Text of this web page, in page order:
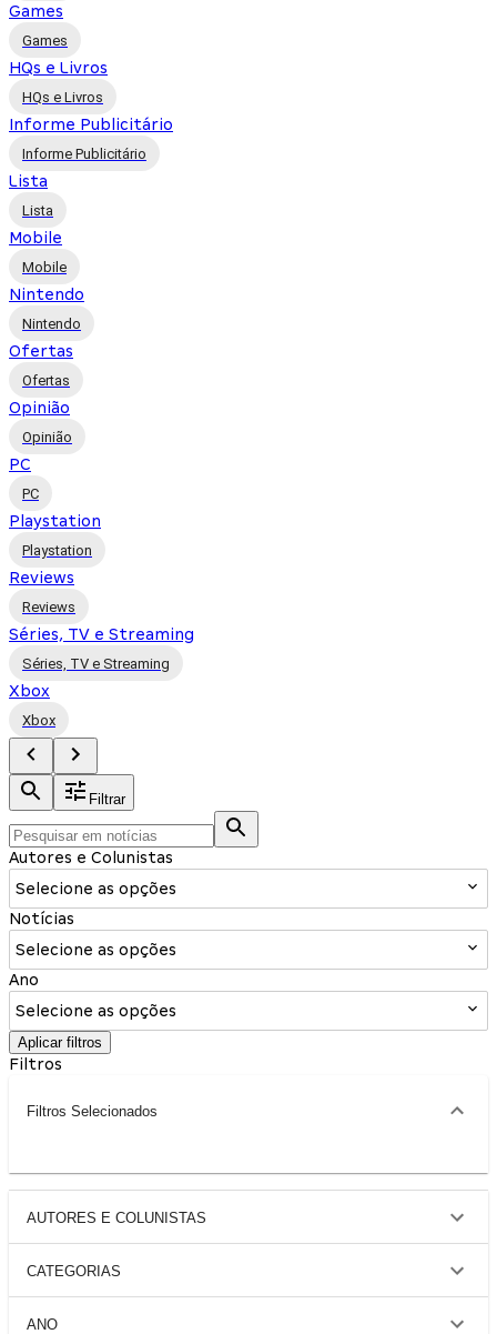
Games
Games
HQs e Livros
HQs e Livros
Informe Publicitário
Informe Publicitário
Lista
Lista
Mobile
Mobile
Nintendo
Nintendo
Ofertas
Ofertas
Opinião
Opinião
PC
PC
Playstation
Playstation
Reviews
Reviews
Séries, TV e Streaming
Séries, TV e Streaming
Xbox
Xbox
Filtrar
Autores e Colunistas
Selecione as opções
Notícias
Selecione as opções
Ano
Selecione as opções
Aplicar filtros
Filtros
Filtros Selecionados
AUTORES E COLUNISTAS
CATEGORIAS
ANO